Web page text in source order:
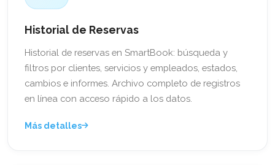
Historial de Reservas
Historial de reservas en SmartBook: búsqueda y
filtros por clientes, servicios y empleados, estados,
cambios e informes. Archivo completo de registros
en línea con acceso rápido a los datos.
Más detalles